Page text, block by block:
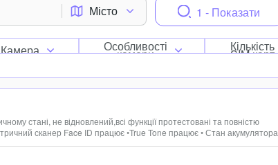
Місто 1 - Показати
Камера Особливості
камери
Кількість
SIM карт
стані, не відновлений,всі функції протестовані та повністю
сканер Face ID працює •True Tone працює • Стан
аксесуари: • Телефон,Кабель Lighting,блок живлення,чехол